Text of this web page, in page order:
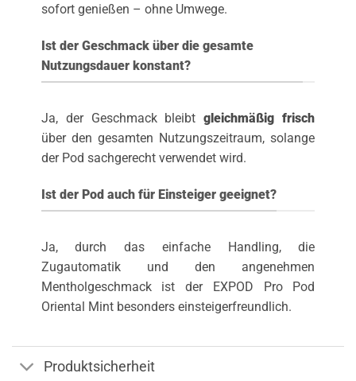
sofort genießen – ohne Umwege.
Ist der Geschmack über die gesamte
Nutzungsdauer konstant?
Ja, der Geschmack bleibtgleichmäßig frisch
über den gesamten Nutzungszeitraum, solange
der Pod sachgerecht verwendet wird.
Ist der Pod auch für Einsteiger geeignet?
Ja, durch das einfache Handling, die
Zugautomatik und den angenehmen
Mentholgeschmack ist der EXPOD Pro Pod
Oriental Mint besonders einsteigerfreundlich.
Produktsicherheit